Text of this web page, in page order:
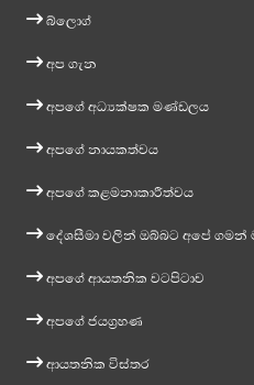
බ්ලොග්
අප ගැන
අපගේ අධ්‍යක්ෂක මණ්ඩලය
අපගේ නායකත්වය
අපගේ කළමනාකාරීත්වය
දේශසීමා වලින් ඔබ්බට අපේ ගමන්
අපගේ ආයතනික වටපිටාව
අපගේ ජයග්‍රහණ
ආයතනික විස්තර